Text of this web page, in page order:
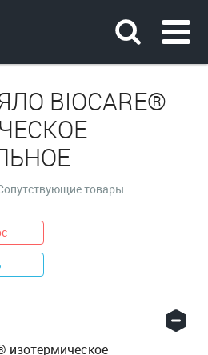
BIOCARE®
товары
изотермическое